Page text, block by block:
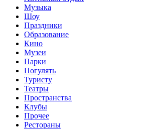
Музыка
Шоу
Праздники
Образование
Кино
Музеи
Парки
Погулять
Туристу
Театры
Пространства
Клубы
Прочее
Рестораны